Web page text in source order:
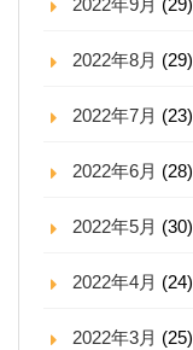
2022年9月 (29)
2022年8月 (29)
2022年7月 (23)
2022年6月 (28)
2022年5月 (30)
2022年4月 (24)
2022年3月 (25)